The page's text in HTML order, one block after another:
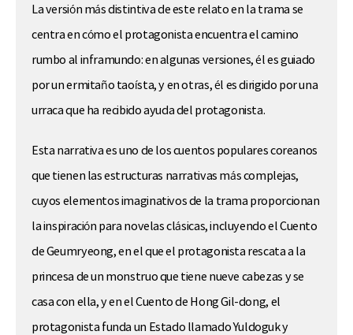
La versión más distintiva de este relato en la trama se
centra en cómo el protagonista encuentra el camino
rumbo al inframundo: en algunas versiones, él es guiado
por un ermitaño taoísta, y en otras, él es dirigido por una
urraca que ha recibido ayuda del protagonista.
Esta narrativa es uno de los cuentos populares coreanos
que tienen las estructuras narrativas más complejas,
cuyos elementos imaginativos de la trama proporcionan
la inspiración para novelas clásicas, incluyendo el Cuento
de Geumryeong, en el que el protagonista rescata a la
princesa de un monstruo que tiene nueve cabezas y se
casa con ella, y en el Cuento de Hong Gil-dong, el
protagonista funda un Estado llamado Yuldoguk y